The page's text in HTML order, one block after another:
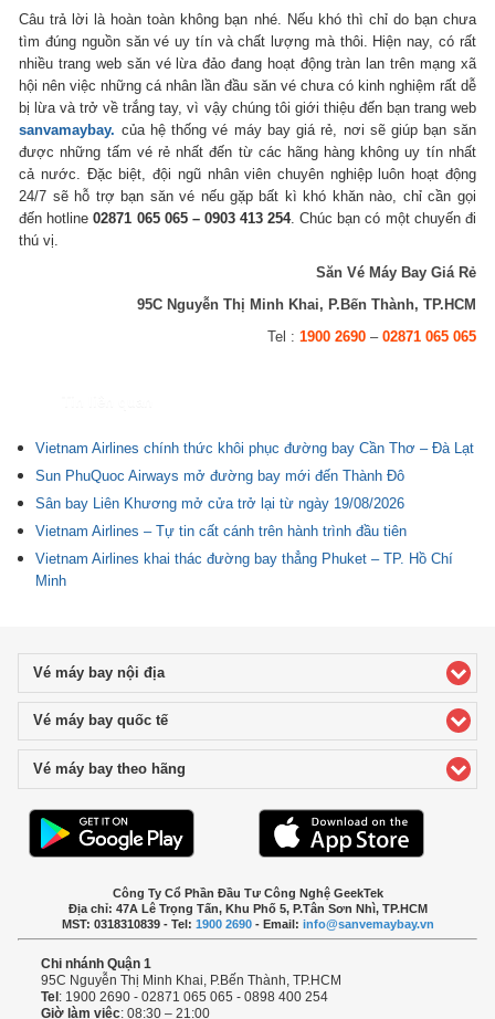
Câu trả lời là hoàn toàn không bạn nhé. Nếu khó thì chỉ do bạn chưa
tìm đúng nguồn săn vé uy tín và chất lượng mà thôi. Hiện nay, có rất
nhiều trang web săn vé lừa đảo đang hoạt động tràn lan trên mạng xã
hội nên việc những cá nhân lần đầu săn vé chưa có kinh nghiệm rất dễ
bị lừa và trở về trắng tay, vì vậy chúng tôi giới thiệu đến bạn trang web
sanvamaybay. của hệ thống vé máy bay giá rẻ, nơi sẽ giúp bạn săn
được những tấm vé rẻ nhất đến từ các hãng hàng không uy tín nhất
cả nước. Đặc biệt, đội ngũ nhân viên chuyên nghiệp luôn hoạt động
24/7 sẽ hỗ trợ bạn săn vé nếu gặp bất kì khó khăn nào, chỉ cần gọi
đến hotline02871 065 065 – 0903 413 254. Chúc bạn có một chuyến đi
thú vị.
Săn Vé Máy Bay Giá Rẻ
95C Nguyễn Thị Minh Khai, P.Bến Thành, TP.HCM
Tel : 1900 2690– 02871 065 065
Vietnam Airlines chính thức khôi phục đường bay Cần Thơ – Đà Lạt
Sun PhuQuoc Airways mở đường bay mới đến Thành Đô
Sân bay Liên Khương mở cửa trở lại từ ngày 19/08/2026
Vietnam Airlines – Tự tin cất cánh trên hành trình đầu tiên
Vietnam Airlines khai thác đường bay thẳng Phuket – TP. Hồ Chí
Minh
Vé máy bay nội địaclick to expand contents
Vé máy bay quốc tếclick to expand contents
Vé máy bay theo hãng
Công Ty Cổ Phần Đầu Tư Công Nghệ GeekTek
Địa chỉ: 47A Lê Trọng Tấn, Khu Phố 5, P.Tân Sơn Nhì, TP.HCM
MST: 0318310839 - Tel: 1900 2690- Email: info@sanvemaybay.vn
Chi nhánh Quận 1
95C Nguyễn Thị Minh Khai, P.Bến Thành, TP.HCM
Tel : 1900 2690 - 02871 065 065 - 0898 400 254
Giờ làm việc: 08:30 – 21:00